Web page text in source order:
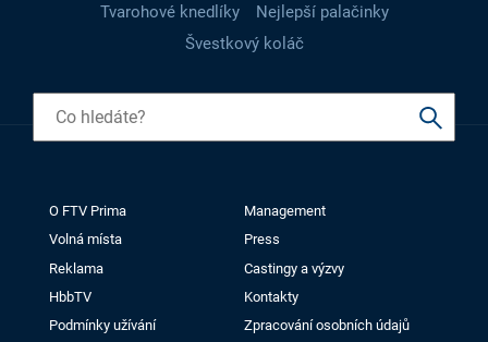
Tvarohové knedlíky
Nejlepší palačinky
Švestkový koláč
O FTV Prima
Management
Volná místa
Press
Reklama
Castingy a výzvy
HbbTV
Kontakty
Podmínky užívání
Zpracování osobních údajů